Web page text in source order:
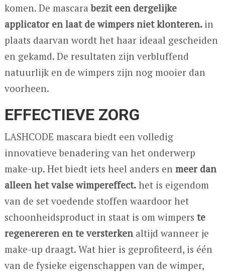
komen. De mascarabezit een dergelijke
applicator en laat de wimpers niet klonteren. in
plaats daarvan wordt het haar ideaal gescheiden
en gekamd. De resultaten zijn verbluffend
natuurlijk en de wimpers zijn nog mooier dan
voorheen.
EFFECTIEVE ZORG
LASHCODE mascara biedt een volledig
innovatieve benadering van het onderwerp
make-up. Het biedt iets heel anders en meer dan
alleen het valse wimpereffect.het is eigendom
van de set voedende stoffen waardoor het
schoonheidsproduct in staat is om wimpers te
regenereren en te versterkenaltijd wanneer je
make-up draagt. Wat hier is geprofiteerd, is één
van de fysieke eigenschappen van de wimper,